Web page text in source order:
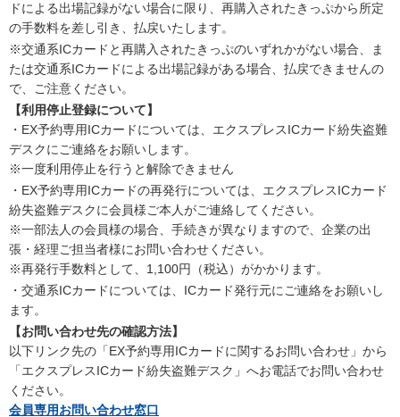
ドによる出場記録がない場合に限り、再購入されたきっぷから所定
の手数料を差し引き、払戻いたします。
※交通系ICカードと再購入されたきっぷのいずれかがない場合、ま
たは交通系ICカードによる出場記録がある場合、払戻できませんの
で、ご注意ください。
【利用停止登録について】
・EX予約専用ICカードについては、エクスプレスICカード紛失盗難
デスクにご連絡をお願いします。
※一度利用停止を行うと解除できません
・EX予約専用ICカードの再発行については、エクスプレスICカード
紛失盗難デスクに会員様ご本人がご連絡してください。
※一部法人の会員様の場合、手続きが異なりますので、企業の出
張・経理ご担当者様にお問い合わせください。
※再発行手数料として、1,100円（税込）がかかります。
・交通系ICカードについては、ICカード発行元にご連絡をお願いし
ます。
【お問い合わせ先の確認方法】
以下リンク先の「EX予約専用ICカードに関するお問い合わせ」から
「エクスプレスICカード紛失盗難デスク」へお電話でお問い合わせ
ください。
会員専用お問い合わせ窓口